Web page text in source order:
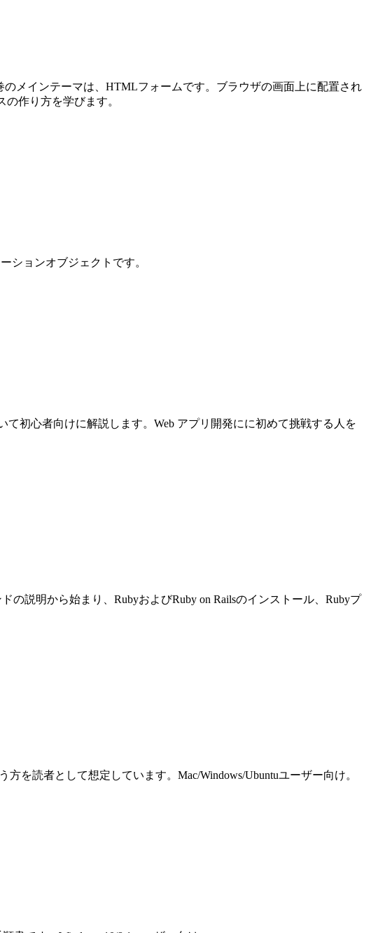
メインテーマは、HTMLフォームです。ブラウザの画面上に配置され
作り方を学びます。
ションオブジェクトです。
て初心者向けに解説します。Web アプリ開発にに初めて挑戦する人を
の説明から始まり、RubyおよびRuby on Railsのインストール、Rubyプ
を読者として想定しています。Mac/Windows/Ubuntuユーザー向け。